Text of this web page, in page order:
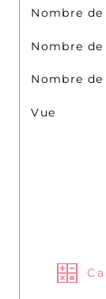
Nombre
Nombre de
Nombre de
Vue